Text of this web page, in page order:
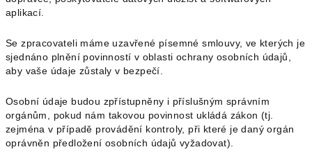
aplikací.
Se zpracovateli máme uzavřené písemné smlouvy, ve kterých je
sjednáno plnění povinností v oblasti ochrany osobních údajů,
aby vaše údaje zůstaly v bezpečí.
Osobní údaje budou zpřístupněny i příslušným správním
orgánům, pokud nám takovou povinnost ukládá zákon (tj.
zejména v případě provádění kontroly, při které je daný orgán
oprávněn předložení osobních údajů vyžadovat).